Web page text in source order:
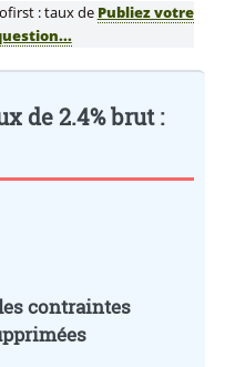
: taux de Publiez votre
de 2.4% brut :
contraintes